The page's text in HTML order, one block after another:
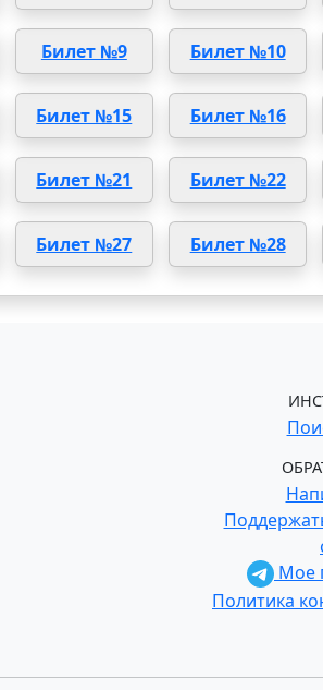
Билет №9 Билет №10
Билет №15 Билет №16
Билет №21 Билет №22
Билет №27 Билет №28
Мое
Политика